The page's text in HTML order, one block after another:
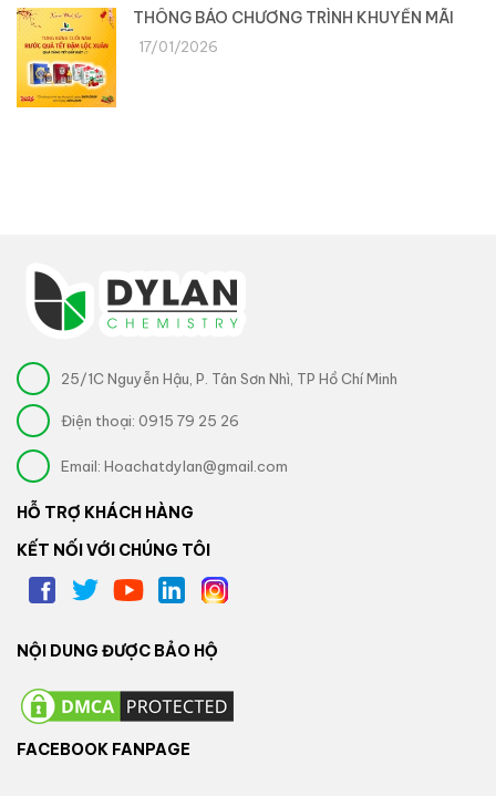
THÔNG BÁO CHƯƠNG TRÌNH KHUYẾN MÃI
17/01/2026
25/1C Nguyễn Hậu, P. Tân Sơn Nhì, TP Hồ Chí Minh
Điện thoại: 0915 79 25 26
Email: Hoachatdylan@gmail.com
HỖ TRỢ KHÁCH HÀNG
KẾT NỐI VỚI CHÚNG TÔI
NỘI DUNG ĐƯỢC BẢO HỘ
FACEBOOK FANPAGE